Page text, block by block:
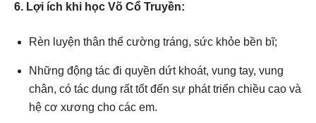
6. Lợi ích khi học Võ Cổ Truyền:
Rèn luyện thân thể cường tráng, sức khỏe bền bĩ;
Những động tác đi quyền dứt khoát, vung tay, vung
chân, có tác dụng rất tốt đến sự phát triển chiều cao và
hệ cơ xương cho các em.